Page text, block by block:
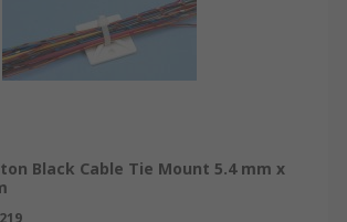
Black Cable Tie Mount 5.4 mm x